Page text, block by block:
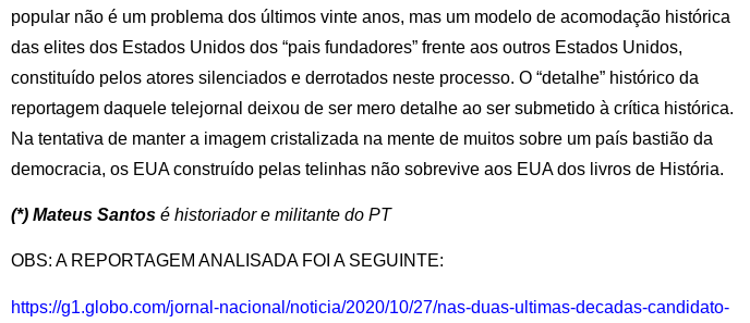
popular não é um problema dos últimos vinte anos, mas um modelo de acomodação histórica
das elites dos Estados Unidos dos “pais fundadores” frente aos outros Estados Unidos,
constituído pelos atores silenciados e derrotados neste processo. O “detalhe” histórico da
reportagem daquele telejornal deixou de ser mero detalhe ao ser submetido à crítica histórica.
Na tentativa de manter a imagem cristalizada na mente de muitos sobre um país bastião da
democracia, os EUA construído pelas telinhas não sobrevive aos EUA dos livros de História.
(*) Mateus Santos é historiador e militante do PT
OBS: A REPORTAGEM ANALISADA FOI A SEGUINTE:
https://g1.globo.com/jornal-nacional/noticia/2020/10/27/nas-duas-ultimas-decadas-candidato-